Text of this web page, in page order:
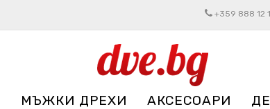
+359 888 12
МЪЖКИ ДРЕХИ АКСЕСОАРИ